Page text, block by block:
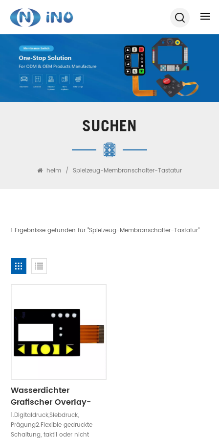
SUCHEN
heim / Spielzeug-Membranschalter-Tastatur
1 Ergebnisse gefunden für "Spielzeug-Membranschalter-Tastatur"
Wasserdichter
Grafischer Overlay-
LED-Membranschalter
1.Digitaldruck,Siebdruck,
Prägung2.Flexible gedruckte
Schaltung, taktil oder nicht